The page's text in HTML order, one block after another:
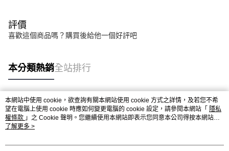
評價
喜歡這個商品嗎？購買後給他一個好評吧
本分類熱銷全站排行
熱門標籤
本網站中使用 cookie，欲查詢有關本網站使用 cookie 方式之詳情，及若您不希
望在電腦上使用 cookie 時應如何變更電腦的 cookie 設定，請參閱本網站「 隱私
權條款 」之 Cookie 聲明。您繼續使用本網站即表示您同意本公司得按本網站使
用條款之 Cookie 聲明使用 cookie。
了解更多 >